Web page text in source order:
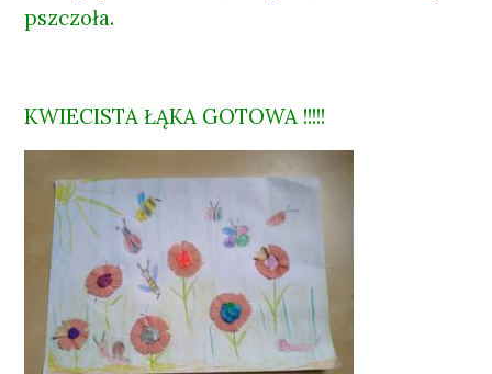
pszczoła.
KWIECISTA ŁĄKA GOTOWA !!!!!